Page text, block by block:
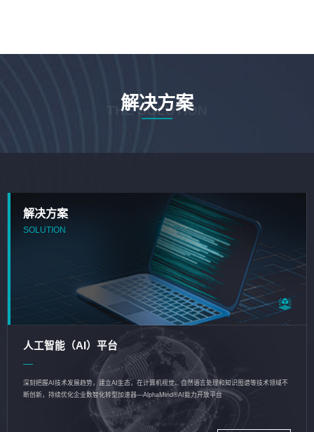
解决方案
THE SOLUTION
解决方案
SOLUTION
人工智能（AI）平台
深刻把握AI技术发展趋势，建立AI生态，在计算机视觉、自然语言处理和知识图谱等技术领域不
断创新，持续优化企业数智化转型加速器—AlphaMind®AI能力开放平台